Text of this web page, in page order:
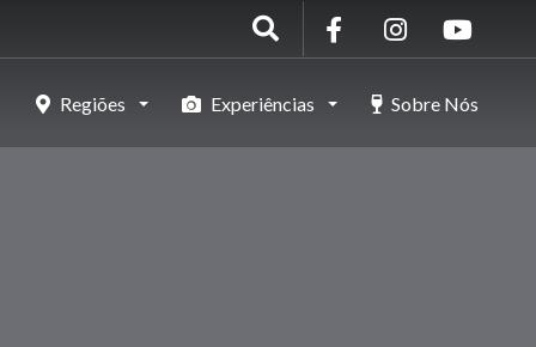
Regiões Experiências Sobre Nós